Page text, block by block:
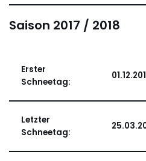
Saison 2017 / 2018
Erster
Schneetag:
Letzter
Schneetag: